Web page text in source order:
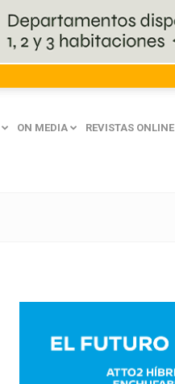
ON MEDIA REVISTAS ONLINE